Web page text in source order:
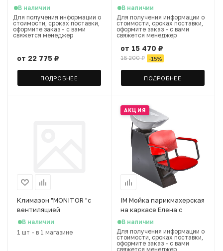
В наличии
Для получения информации о
стоимости, сроках поставки,
оформите заказ - с вами
свяжется менеджер
от 22 775 ₽
ПОДРОБНЕЕ
Имидж Мастер
В наличии
Для получения информации о
стоимости, сроках поставки,
оформите заказ - с вами
свяжется менеджер
от 15 470 ₽
18 200 ₽ -15%
ПОДРОБНЕЕ
Климазон "MONITOR "с
вентиляцией
В наличии
1 шт - в 1 магазине
АКЦИЯ
IM Мойка парикмахерская
на каркасе Елена с
креслом Контакт Имидж
Мастер, красный 3022
В наличии
Для получения информации о
стоимости, сроках поставки,
оформите заказ - с вами
свяжется менеджер